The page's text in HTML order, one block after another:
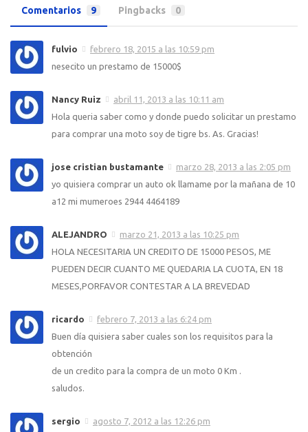
Comentarios 9 Pingbacks 0
fulvio
febrero 18, 2015 a las 10:59 pm
nesecito un prestamo de 15000$
Nancy Ruiz
abril 11, 2013 a las 10:11 am
Hola queria saber como y donde puedo solicitar un prestamo
para comprar una moto soy de tigre bs. As. Gracias!
jose cristian bustamante
marzo 28, 2013 a las 2:05 pm
yo quisiera comprar un auto ok llamame por la mañana de 10
a12 mi mumeroes 2944 4464189
ALEJANDRO
marzo 21, 2013 a las 10:25 pm
HOLA NECESITARIA UN CREDITO DE 15000 PESOS, ME
PUEDEN DECIR CUANTO ME QUEDARIA LA CUOTA, EN 18
MESES,PORFAVOR CONTESTAR A LA BREVEDAD
ricardo
febrero 7, 2013 a las 6:24 pm
Buen día quisiera saber cuales son los requisitos para la
obtención
de un credito para la compra de un moto 0 Km .
saludos.
sergio
agosto 7, 2012 a las 12:26 pm